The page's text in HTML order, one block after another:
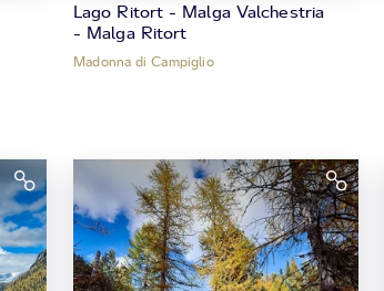
Lago Ritort - Malga Valchestria
- Malga Ritort
Madonna di Campiglio